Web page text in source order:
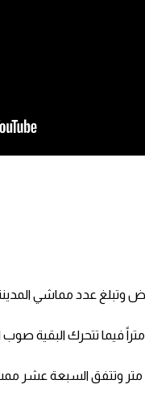
وتتفاوت “مماشي” في نسب إنجازها ففي الوقت الذي اكتمل ممشى
وتتنافس “المماشي” في أطوالها حيث يبلغ طول ممشى القصواء 1